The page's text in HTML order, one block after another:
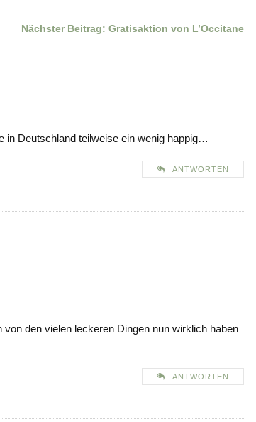
Nächster Beitrag: Gratisaktion von L’Occitane
in Deutschland teilweise ein wenig happig…
ANTWORTEN
den vielen leckeren Dingen nun wirklich haben
ANTWORTEN